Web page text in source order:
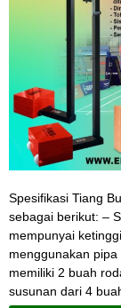
Spesifikasi Tiang
sebagai berikut: –
mempunyai
menggunakan
memiliki 2 buah
susunan dari 4